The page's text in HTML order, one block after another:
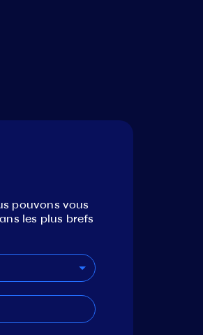
pouvons vous
les plus brefs